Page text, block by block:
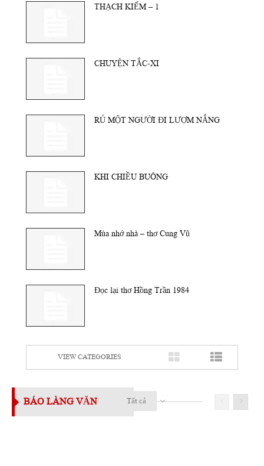
THẠCH KIẾM – 1
CHUYỆN TẮC-XI
RỦ MỘT NGƯỜI ĐI LƯỢM NẮNG
KHI CHIỀU BUÔNG
Mùa nhớ nhà – thơ Cung Vũ
Đọc lại thơ Hồng Trần 1984
VIEW CATEGORIES
BÁO LÀNG VĂN Tất cả